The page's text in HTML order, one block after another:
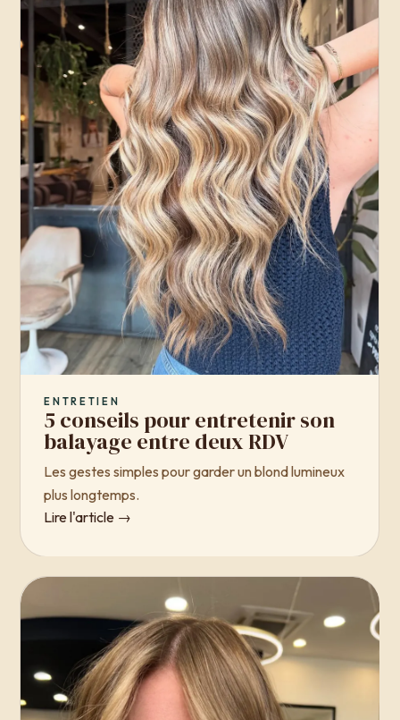
ENTRETIEN
5 conseils pour entretenir son
balayage entre deux RDV
Les gestes simples pour garder un blond lumineux
plus longtemps.
Lire l'article →